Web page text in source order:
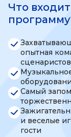
Что
опытная
сценаристов
Самый
и веселые
гости